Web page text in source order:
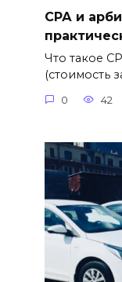
СРА и
Что такое
(стоимость
0 42